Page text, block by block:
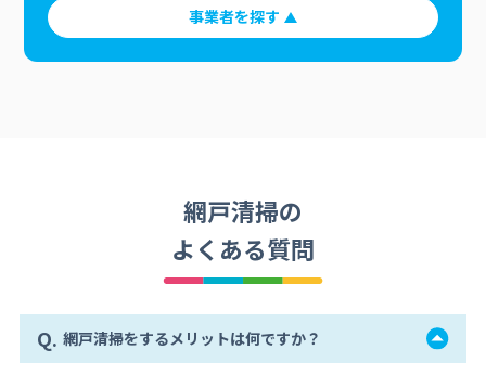
事業者を探す
網戸清掃の
よくある質問
Q. 網戸清掃をするメリットは何ですか？